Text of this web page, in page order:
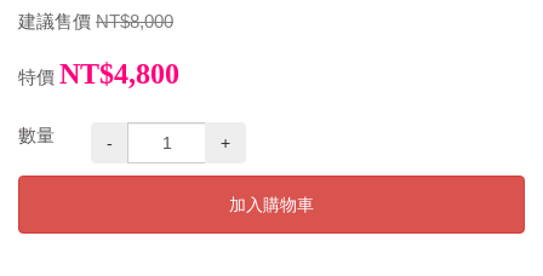
建議售價 NT$8,000
特價 NT$4,800
數量 - +
加入購物車